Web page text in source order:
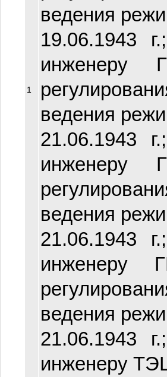
1
ведения
19.06.1943
ведения
21.06.1943
ведения
21.06.1943
ведения
21.06.1943
инженеру